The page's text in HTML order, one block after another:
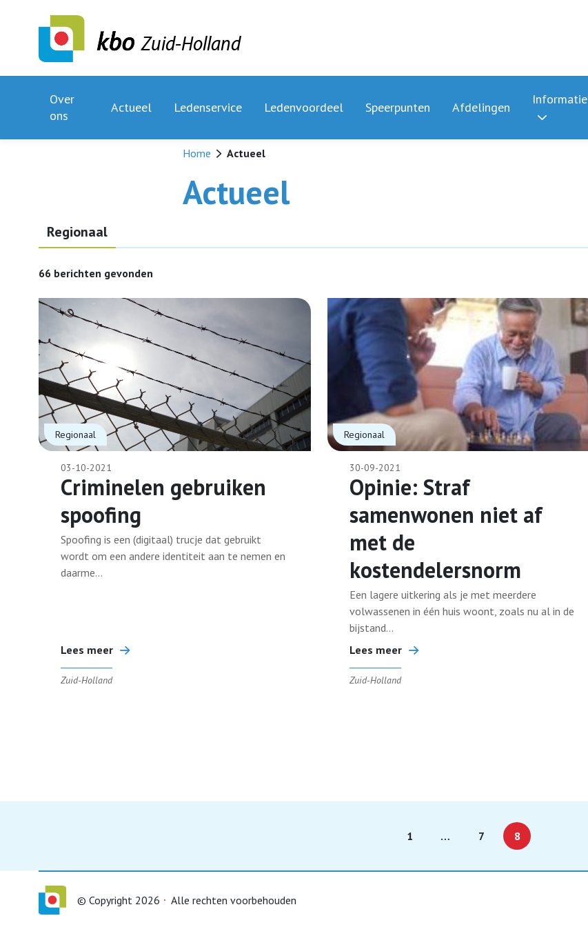
Zuid-Holland
Over
ons
Actueel Ledenservice Ledenvoordeel Speerpunten Afdelingen
Informatie
Home Actueel
Actueel
Regionaal
66 berichten gevonden
Regionaal
03-10-2021
Criminelen gebruiken
spoofing
Spoofing is een (digitaal) trucje dat gebruikt
wordt om een andere identiteit aan te nemen en
daarme...
Lees meer
Zuid-Holland
Regionaal
30-09-2021
Opinie: Straf
samenwonen niet af
met de
kostendelersnorm
Een lagere uitkering als je met meerdere
volwassenen in één huis woont, zoals nu al in de
bijstand...
Lees meer
Zuid-Holland
1 … 7 8
© Copyright 2026 Alle rechten voorbehouden